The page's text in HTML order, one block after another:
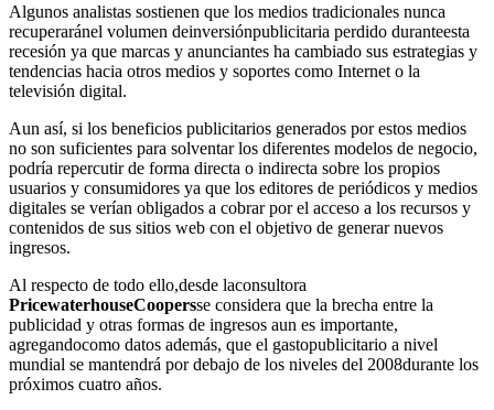
Algunos analistas sostienen que los medios tradicionales nunca
recuperaránel volumen deinversiónpublicitaria perdido duranteesta
recesión ya que marcas y anunciantes ha cambiado sus estrategias y
tendencias hacia otros medios y soportes como Internet o la
televisión digital.
Aun así, si los beneficios publicitarios generados por estos medios
no son suficientes para solventar los diferentes modelos de negocio,
podría repercutir de forma directa o indirecta sobre los propios
usuarios y consumidores ya que los editores de periódicos y medios
digitales se verían obligados a cobrar por el acceso a los recursos y
contenidos de sus sitios web con el objetivo de generar nuevos
ingresos.
Al respecto de todo ello,desde laconsultora
PricewaterhouseCoopersse considera que la brecha entre la
publicidad y otras formas de ingresos aun es importante,
agregandocomo datos además, que el gastopublicitario a nivel
mundial se mantendrá por debajo de los niveles del 2008durante los
próximos cuatro años.